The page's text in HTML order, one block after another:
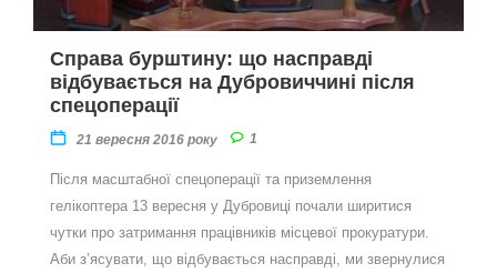
Справа бурштину: що насправді
відбувається на Дубровиччині після
спецоперації
21 вересня 2016 року 1
Після масштабної спецоперації та приземлення
гелікоптера 13 вересня у Дубровиці почали ширитися
чутки про затримання працівників місцевої прокуратури.
Аби з’ясувати, що відбувається насправді, ми звернулися